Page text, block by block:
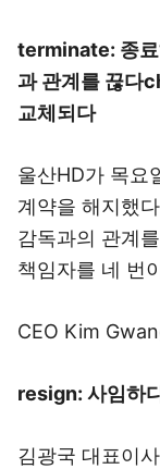
terminate: 종료
과 관계를 끊다
교체되다
울산HD가 목요
계약을 해지했
감독과의 관계
책임자를 네 번
CEO Kim
resign: 사임하
김광국 대표이